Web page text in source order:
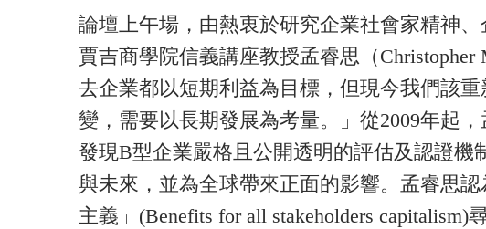
論壇上午場，由熱衷於研究企業社會家精神
賈吉商學院信義講座教授孟睿思（Christopher
去企業都以短期利益為目標，但現今我們該
變，需要以長期發展為考量。」從2009年起
發現B型企業嚴格且公開透明的評估及認證機
與未來，並為全球帶來正面的影響。孟睿思
主義」(Benefits for all stakeholders